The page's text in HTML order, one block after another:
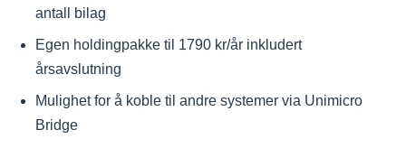
antall bilag
Egen holdingpakke til 1790 kr/år inkludert
årsavslutning
Mulighet for å koble til andre systemer via Unimicro
Bridge